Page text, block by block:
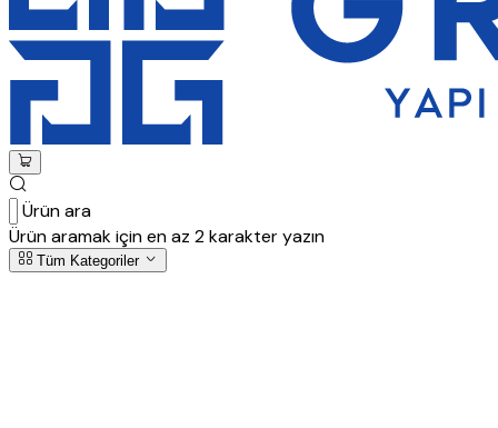
Ürün ara
Ürün aramak için en az 2 karakter yazın
Tüm Kategoriler